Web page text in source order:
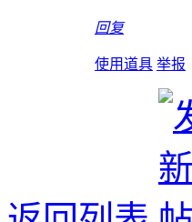
回复
使用道具 举报